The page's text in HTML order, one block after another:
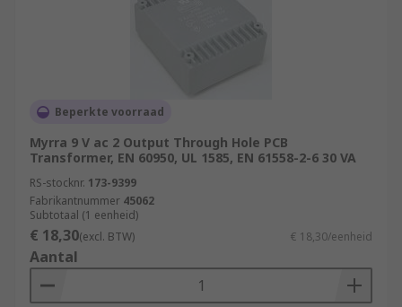
Beperkte voorraad
Myrra 9 V ac 2 Output Through Hole PCB
Transformer, EN 60950, UL 1585, EN 61558-2-6 30 VA
RS-stocknr. 173-9399
Fabrikantnummer 45062
Subtotaal (1 eenheid)
€ 18,30(excl. BTW) € 18,30/eenheid
Aantal